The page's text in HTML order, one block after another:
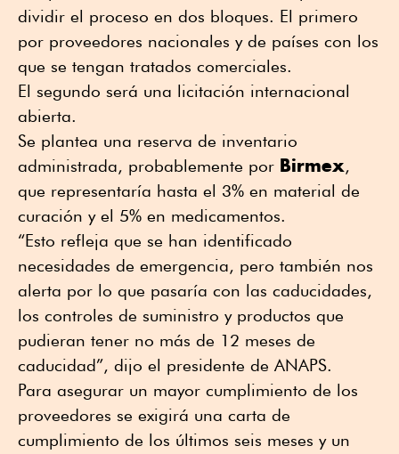
dividir el proceso en dos bloques. El primero
por proveedores nacionales y de países con los
que se tengan tratados comerciales.
El segundo será una licitación internacional
abierta.
Se plantea una reserva de inventario
administrada, probablemente por Birmex,
que representaría hasta el 3% en material de
curación y el 5% en medicamentos.
“Esto refleja que se han identificado
necesidades de emergencia, pero también nos
alerta por lo que pasaría con las caducidades,
los controles de suministro y productos que
pudieran tener no más de 12 meses de
caducidad”, dijo el presidente de ANAPS.
Para asegurar un mayor cumplimiento de los
proveedores se exigirá una carta de
cumplimiento de los últimos seis meses y un